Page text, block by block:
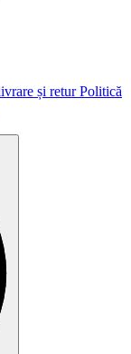
și returPolitică